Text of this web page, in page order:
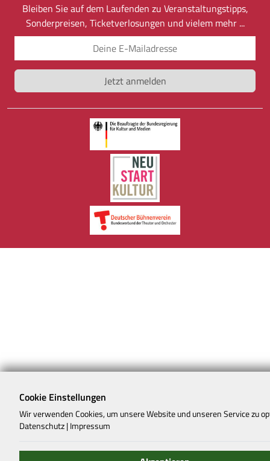
Bleiben Sie auf dem Laufenden zu Veranstaltungstipps,
Sonderpreisen, Ticketverlosungen und vielem mehr ...
Cookie Einstellungen
Wir verwenden Cookies, um unsere Website und unseren Service zu
Datenschutz | Impressum